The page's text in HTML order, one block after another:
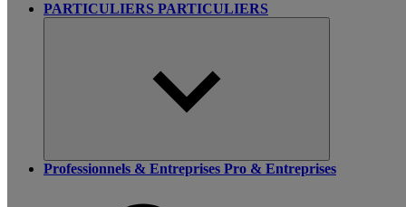
PARTICULIERS PARTICULIERS
Professionnels & Entreprises Pro & Entreprises